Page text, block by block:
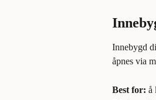
Innebygd
åpnes via
Best for: å